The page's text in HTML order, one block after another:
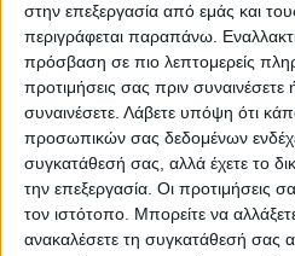
στην επεξεργασία από εμάς και
περιγράφεται παραπάνω.
πρόσβαση σε πιο λεπτομερείς
προτιμήσεις σας πριν συναινέσετε
συναινέσετε. Λάβετε υπόψη ότι
προσωπικών σας δεδομένων
συγκατάθεσή σας, αλλά έχετε το
την επεξεργασία. Οι προτιμήσεις
τον ιστότοπο. Μπορείτε να
ανακαλέσετε τη συγκατάθεσή σας
Προσθήκη